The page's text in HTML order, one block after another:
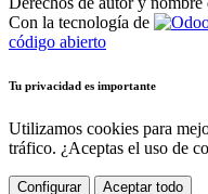
Con la tecnología de
código abierto
Tu privacidad es importante
Utilizamos cookies para
tráfico. ¿Aceptas el uso de
Configurar Aceptar todo